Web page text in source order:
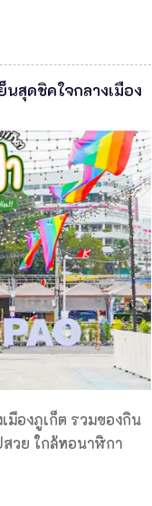
นสุดชิคใจกลางเมือง
มืองภูเก็ต รวมของกิน
สวย ใกล้หอนาฬิกา